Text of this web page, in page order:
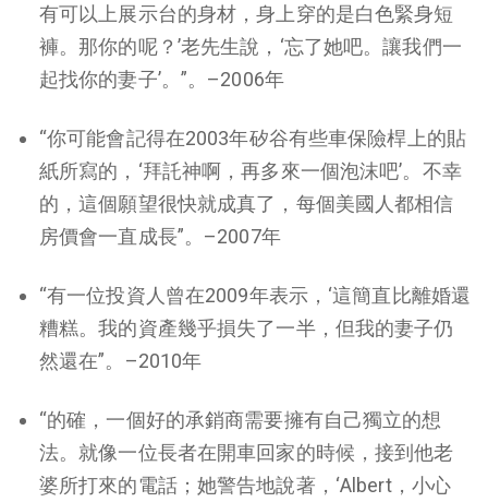
有可以上展示台的身材，身上穿的是白色緊身短
褲。那你的呢？’老先生說，‘忘了她吧。讓我們一
起找你的妻子’。”。–2006年
“你可能會記得在2003年矽谷有些車保險桿上的貼
紙所寫的，‘拜託神啊，再多來一個泡沫吧’。不幸
的，這個願望很快就成真了，每個美國人都相信
房價會一直成長”。–2007年
“有一位投資人曾在2009年表示，‘這簡直比離婚還
糟糕。我的資產幾乎損失了一半，但我的妻子仍
然還在”。–2010年
“的確，一個好的承銷商需要擁有自己獨立的想
法。就像一位長者在開車回家的時候，接到他老
婆所打來的電話；她警告地說著，‘Albert，小心